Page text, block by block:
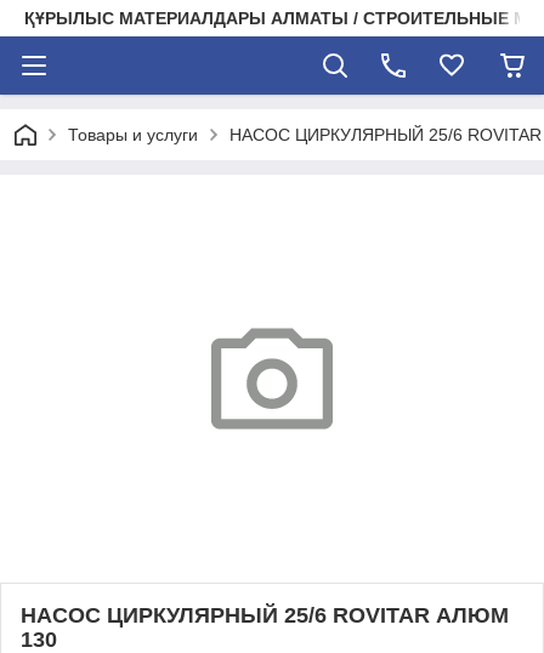
ҚҰРЫЛЫС МАТЕРИАЛДАРЫ АЛМАТЫ / СТРОИТЕЛЬНЫЕ
Товары и услуги НАСОС ЦИРКУЛЯРНЫЙ 25/6
НАСОС ЦИРКУЛЯРНЫЙ 25/6 ROVITAR АЛЮМ
130